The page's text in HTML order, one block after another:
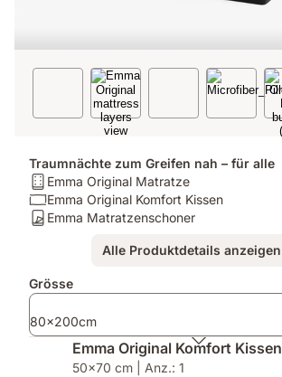
Traumnächte zum Greifen nah – für alle
Matratze:
Emma
Original
Emma Original Matratze
Kissen:
Emma
Emma Original Komfort Kissen
Matratzenschoner:
Matratzenschoner
Emma Matratzenschoner
Alle Produktdetails anzeigen
Zusatzprodukte
Grösse
80x200cm
Emma Original Komfort Kissen
50x70 cm | Anz.: 1